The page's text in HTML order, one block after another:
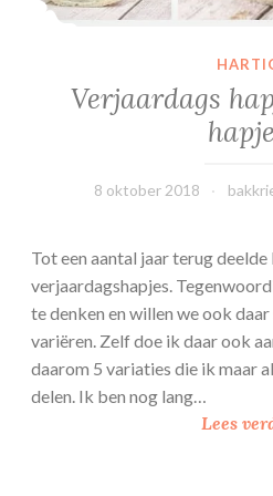
Verjaardags
8 oktober 2018
Tot een aantal jaar terug
verjaardagshapjes.
te denken en willen we ook
variëren. Zelf doe ik daar ook
daarom 5 variaties die ik maar
delen. Ik ben nog lang…
Lees